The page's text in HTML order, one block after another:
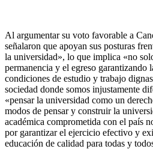
Al argumentar su voto favorable a
señalaron que apoyan sus posturas
la universidad», lo que implica «no
permanencia y el egreso garantizando
condiciones de estudio y trabajo
sociedad donde somos injustamente
«pensar la universidad como un
modos de pensar y construir la
académica comprometida con el país
por garantizar el ejercicio efectivo y
educación de calidad para todas y